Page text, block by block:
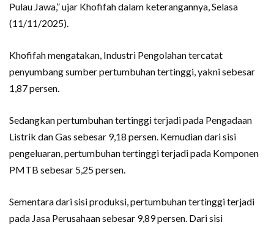
Pulau Jawa,” ujar Khofifah dalam keterangannya, Selasa
(11/11/2025).
Khofifah mengatakan, Industri Pengolahan tercatat
penyumbang sumber pertumbuhan tertinggi, yakni sebesar
1,87 persen.
Sedangkan pertumbuhan tertinggi terjadi pada Pengadaan
Listrik dan Gas sebesar 9,18 persen. Kemudian dari sisi
pengeluaran, pertumbuhan tertinggi terjadi pada Komponen
PMTB sebesar 5,25 persen.
Sementara dari sisi produksi, pertumbuhan tertinggi terjadi
pada Jasa Perusahaan sebesar 9,89 persen. Dari sisi